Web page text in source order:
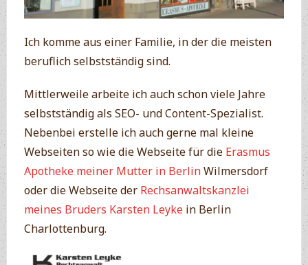
Ich komme aus einer Familie, in der die meisten
beruflich selbstständig sind.
Mittlerweile arbeite ich auch schon viele Jahre
selbstständig als SEO- und Content-Spezialist.
Nebenbei erstelle ich auch gerne mal kleine
Webseiten so wie die Webseite für die Erasmus
Apotheke meiner Mutter in BerlinWilmersdorf
oder die Webseite der Rechsanwaltskanzlei
meines Bruders Karsten Leykein Berlin
Charlottenburg.